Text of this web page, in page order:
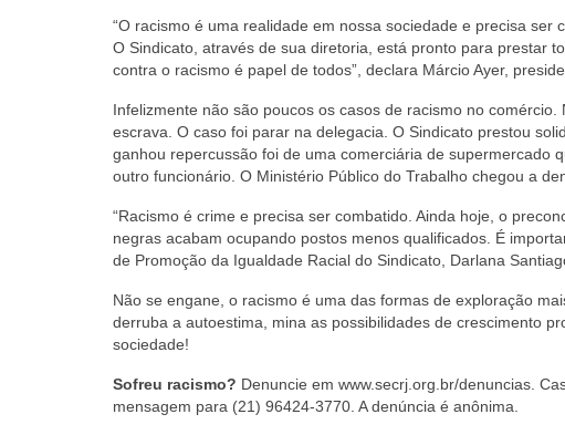
“O racismo é uma realidade em nossa sociedade e precisa
O Sindicato, através de sua diretoria, está pronto para prestar
contra o racismo é papel de todos”, declara Márcio Ayer,
Infelizmente não são poucos os casos de racismo no
escrava. O caso foi parar na delegacia. O Sindicato prestou
ganhou repercussão foi de uma comerciária de supermercado
outro funcionário. O Ministério Público do Trabalho chegou a
“Racismo é crime e precisa ser combatido. Ainda hoje, o
negras acabam ocupando postos menos qualificados. É
de Promoção da Igualdade Racial do Sindicato, Darlana
Não se engane, o racismo é uma das formas de exploração
derruba a autoestima, mina as possibilidades de crescimento
sociedade!
Sofreu racismo? Denuncie em www.secrj.org.br/denuncias.
mensagem para (21) 96424-3770. A denúncia é anônima.